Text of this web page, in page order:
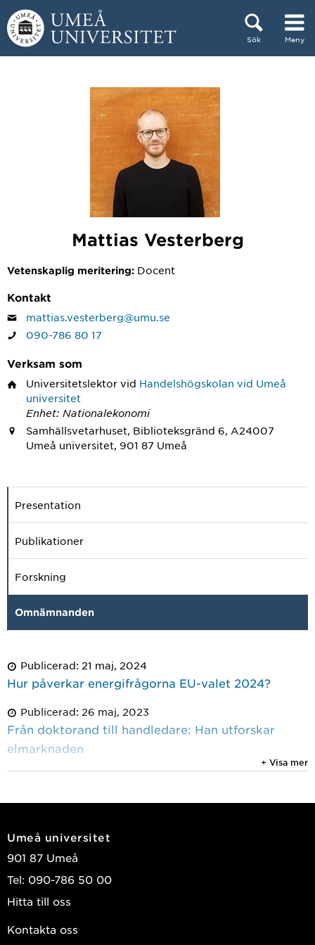
Hoppa direkt till innehållet
Sök Meny
Mattias Vesterberg
Vetenskaplig meritering: Docent
Kontakt
mattias.vesterberg@umu.se
090-786 80 17
Verksam som
Universitetslektor vid Handelshögskolan vid Umeå
universitet
Enhet: Nationalekonomi
Samhällsvetarhuset, Biblioteksgränd 6, A24007
Umeå universitet, 901 87 Umeå
Presentation
Publikationer
Forskning
Omnämnanden
Publicerad: 21 maj, 2024
Hur påverkar energifrågorna EU-valet 2024?
Publicerad: 26 maj, 2023
Från doktorand till handledare: Han utforskar
elmarknaden
Publicerad: 21 maj, 2019
Handelshögskolans vetenskapliga pris 2019
+ Visa mer
Umeå universitet
901 87 Umeå
Tel: 090-786 50 00
Hitta till oss
Kontakta oss